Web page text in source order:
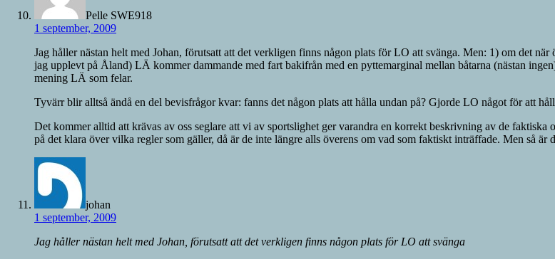
Pelle SWE918
1 september, 2009
Jag håller nästan helt med Johan, förutsatt att det verkligen finns någon plats för LO att svänga. Men: 1) om det
jag upplevt på Åland) LÄ kommer dammande med fart bakifrån med en pyttemarginal mellan båtarna (nästan
mening LÄ som felar.
Tyvärr blir alltså ändå en del bevisfrågor kvar: fanns det någon plats att hålla undan på? Gjorde LO något för att
Det kommer alltid att krävas av oss seglare att vi av sportslighet ger varandra en korrekt beskrivning av de
på det klara över vilka regler som gäller, då är de inte längre alls överens om vad som faktiskt inträffade. Men så är
johan
1 september, 2009
Jag håller nästan helt med Johan, förutsatt att det verkligen finns någon plats för LO att svänga